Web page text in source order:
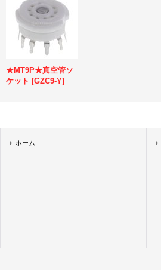
★MT9P★真空管ソ
ケット [GZC9-Y]
ホーム